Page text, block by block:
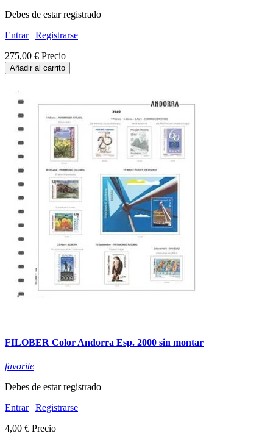
Debes de estar registrado
Entrar| Registrarse
275,00 € Precio
Añadir al carrito
FILOBER Color Andorra Esp. 2000 sin montar
favorite
Debes de estar registrado
Entrar| Registrarse
4,00 € Precio